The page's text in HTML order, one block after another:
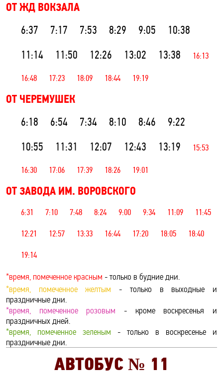
ОТ ЖД ВОКЗАЛА
6:37 7:17 7:53 8:29 9:05
10:38
11:14
11:50 12:26 13:02 13:38 16:13
16:48 17:23 18:09 18:44 19:19
ОТ ЧЕРЕМУШЕК
6:18 6:54 7:34 8:10 8:46
9:22
10:55
11:31 12:07 12:43 13:19 15:53
16:30 17:06 17:39 18:26 19:01
ОТ ЗАВОДА ИМ. ВОРОВСКОГО
6:31 7:10 7:48 8:24 9:00 9:34 11:09 11:45
12:21 12:57 13:33 16:44 17:20 18:05 18:40
19:14
*время, помеченное красным - только в будние дни.
*время, помеченное желтым - только в выходные и
праздничные дни.
*время, помеченное розовым - кроме воскресенья и
праздничных дней.
*время, помеченное зеленым - только в воскресенье и
праздничные дни.
АВТОБУС № 11